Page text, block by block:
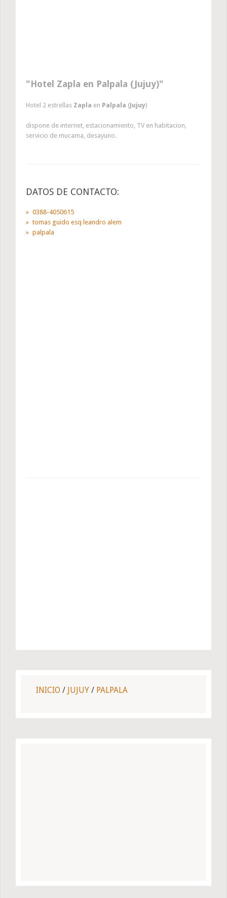
Hotel Zapla en Palpala (Jujuy)
Hotel 2 estrellas Zapla en Palpala (Jujuy)
dispone de internet, estacionamiento, TV en habitacion,
servicio de mucama, desayuno.
DATOS DE CONTACTO:
0388-4050615
tomas guido esq leandro alem
palpala
INICIO / JUJUY / PALPALA